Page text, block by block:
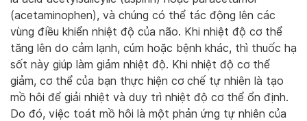
(acetaminophen), và chúng có thể tác động lên các
vùng điều khiển nhiệt độ của não. Khi nhiệt độ cơ thể
tăng lên do cảm lạnh, cúm hoặc bệnh khác, thì thuốc hạ
sốt này giúp làm giảm nhiệt độ. Khi nhiệt độ cơ thể
giảm, cơ thể của bạn thực hiện cơ chế tự nhiên là tạo
mồ hôi để giải nhiệt và duy trì nhiệt độ cơ thể ổn định.
Do đó, việc toát mồ hôi là một phản ứng tự nhiên của